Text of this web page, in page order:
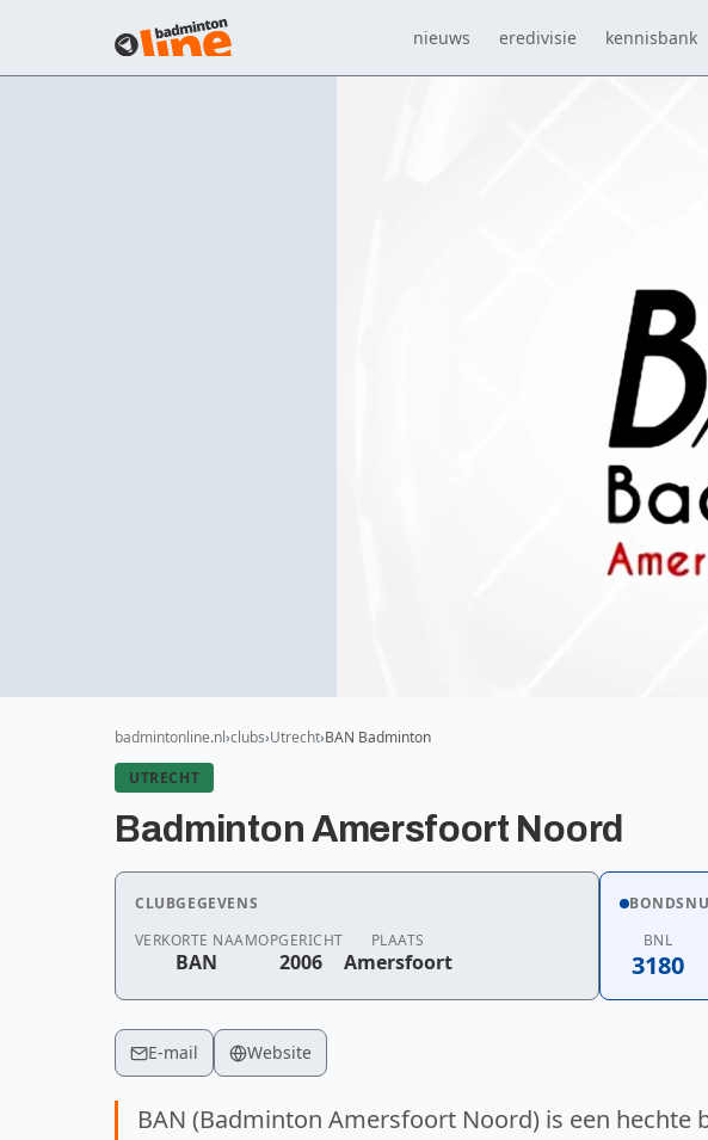
nieuws eredivisie kennisbank
badmintonline.nl clubs Utrecht BAN Badminton
UTRECHT
Badminton Amersfoort Noord
CLUBGEGEVENS
VERKORTE NAAM
BAN
OPGERICHT
2006
PLAATS
Amersfoort
BNL
3180
E-mail Website
BAN (Badminton Amersfoort Noord) is een